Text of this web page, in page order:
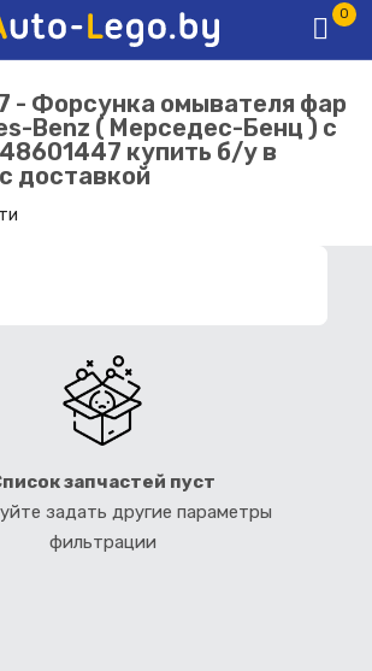
0
- Форсунка омывателя фар
Benz ( Мерседес-Бенц ) с
купить б/у в
доставкой
запчастей пуст
задать другие параметры
фильтрации